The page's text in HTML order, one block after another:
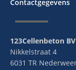
Contactgegevens
123Cellenbeton BV
Nikkelstraat 4
6031 TR